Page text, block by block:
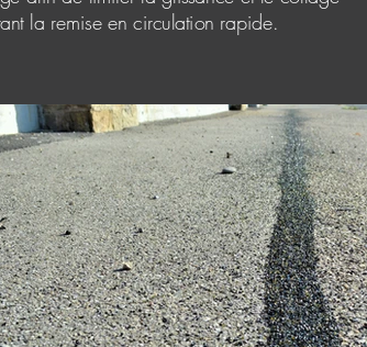
la remise en circulation rapide.